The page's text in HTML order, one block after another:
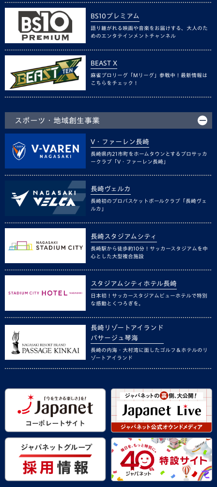
BS10プレミアム
語り継がれる映画や音楽をお届けする、大人のた
めのエンタテインメントチャンネル
BEAST X
麻雀プロリーグ「Mリーグ」参戦中！最新情報は
こちらをチェック！
スポーツ・地域創生事業
V・ファーレン長崎
長崎県内21市町をホームタウンとするプロサッカ
ークラブ「V・ファーレン長崎」
長崎ヴェルカ
長崎初のプロバスケットボールクラブ「長崎ヴェ
ルカ」
長崎スタジアムシティ
長崎駅から徒歩約10分！サッカースタジアムを中
心とした大型複合施設
スタジアムシティホテル長崎
日本初！サッカースタジアムビューホテルで特別
な感動とくつろぎを。
長崎リゾートアイランド
パサージュ琴海
長崎の内海・大村湾に面したゴルフ＆ホテルのリ
ゾートアイランド